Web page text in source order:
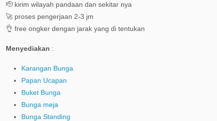
🫡 kirim wilayah pandaan dan sekitar nya
🚀 proses pengerjaan 2-3 jm
👌 free ongker dengan jarak yang di tentukan
Menyediakan :
Karangan Bunga
Papan Ucapan
Buket Bunga
Bunga meja
Bunga Standing